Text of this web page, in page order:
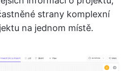
strany komplexní
na jednom místě.